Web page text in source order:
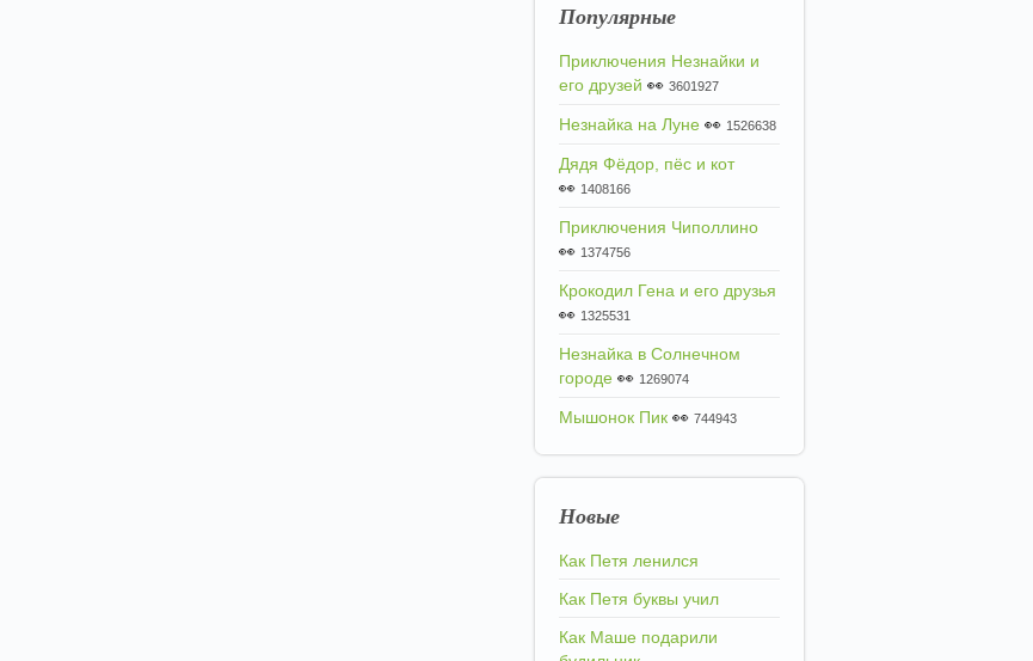
Популярные
Приключения Незнайки и
его друзей 👀 3601927
Незнайка на Луне 👀 1526638
Дядя Фёдор, пёс и кот
👀 1408166
Приключения Чиполлино
👀 1374756
Крокодил Гена и его друзья
👀 1325531
Незнайка в Солнечном
городе 👀 1269074
Мышонок Пик 👀 744943
Новые
Как Петя ленился
Как Петя буквы учил
Как Маше подарили